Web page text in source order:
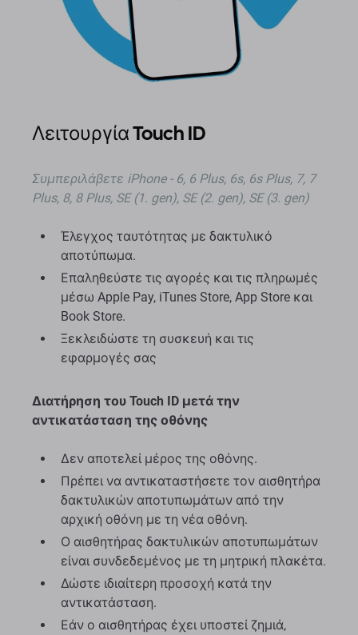
Λειτουργία Touch ID
Συμπεριλάβετε iPhone - 6, 6 Plus, 6s, 6s Plus, 7, 7
Plus, 8, 8 Plus, SE (1. gen), SE (2. gen), SE (3. gen)
Έλεγχος ταυτότητας με δακτυλικό
αποτύπωμα.
Επαληθεύστε τις αγορές και τις πληρωμές
μέσω Apple Pay, iTunes Store, App Store και
Book Store.
Ξεκλειδώστε τη συσκευή και τις
εφαρμογές σας
Διατήρηση του Touch ID μετά την
αντικατάσταση της οθόνης
Δεν αποτελεί μέρος της οθόνης.
Πρέπει να αντικαταστήσετε τον αισθητήρα
δακτυλικών αποτυπωμάτων από την
αρχική οθόνη με τη νέα οθόνη.
Ο αισθητήρας δακτυλικών αποτυπωμάτων
είναι συνδεδεμένος με τη μητρική πλακέτα.
Δώστε ιδιαίτερη προσοχή κατά την
αντικατάσταση.
Εάν ο αισθητήρας έχει υποστεί ζημιά,